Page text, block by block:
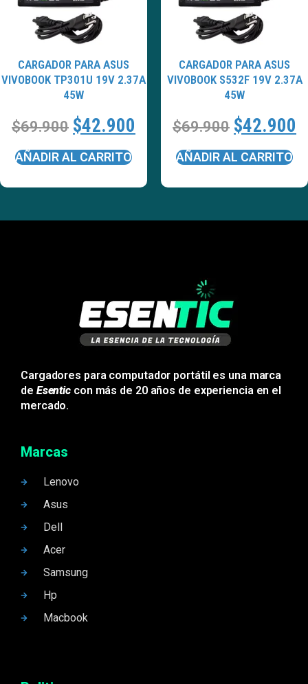
CARGADOR PARA ASUS
VIVOBOOK TP301U 19V 2.37A
45W
$69.900 $42.900
AÑADIR AL CARRITO
CARGADOR PARA ASUS
VIVOBOOK S532F 19V 2.37A
45W
$69.900 $42.900
AÑADIR AL CARRITO
Cargadores para computador portátil es una marca
de Esentic con más de 20 años de experiencia en el
mercado.
Marcas
Lenovo
Asus
Dell
Acer
Samsung
Hp
Macbook